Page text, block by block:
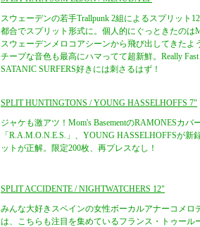
スウェーデンの若手Trallpunk 2組によるスプリット
都合でスプリット形式に。個人的にぐっときたの
スウェーデンメロコアシーンから飛び出してきたよ
チープな音色も最高にハマってて超新鮮。Really
SATANIC SURFERS好きには刺さるはず！
SPLIT HUNTINGTONS / YOUNG HASSELHOFFS 7"
ジャケも激アツ！Mom's BasementのRAMONESカ
「R.A.M.O.N.E.S.」、YOUNG HASSELHOFFSが新
ットが正解。限定200枚、再プレスなし！
SPLIT ACCIDENTE / NIGHTWATCHERS 12"
みんな大好きスペインの女性ボーカルアナーコメロ
は、こちらも注目を集めているフランス・トゥール